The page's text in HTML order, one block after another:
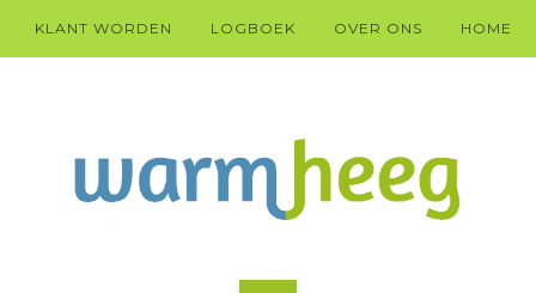
KLANT WORDEN LOGBOEK OVER ONS HOME